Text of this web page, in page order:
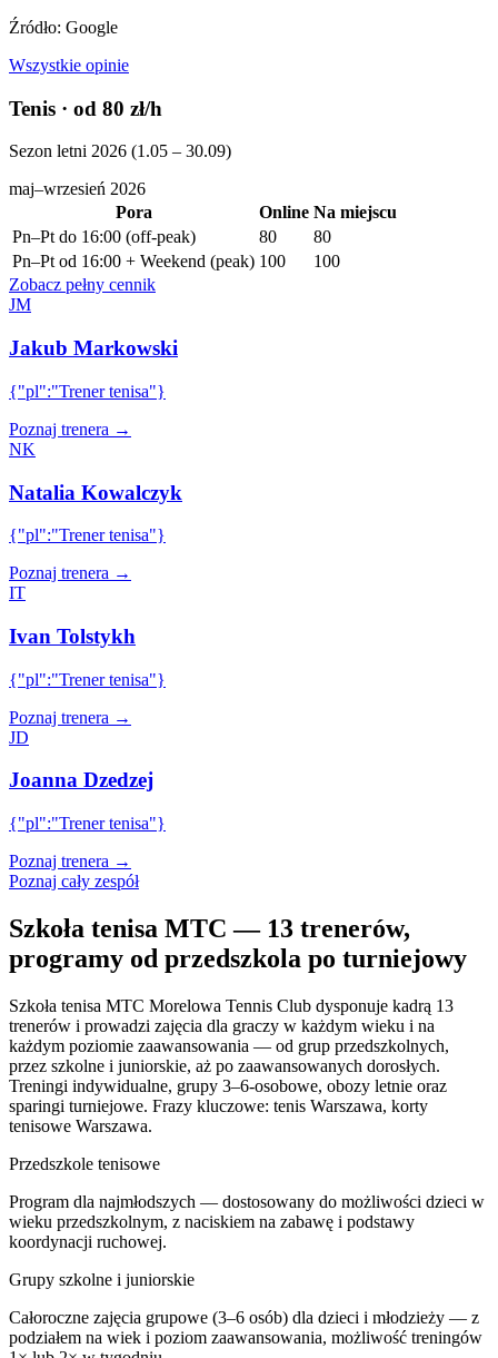
Źródło: Google
Wszystkie opinie
Tenis · od 80 zł/h
Sezon letni 2026 (1.05 – 30.09)
maj–wrzesień 2026
Pora
Online Na miejscu
Pn–Pt do 16:00 (off-peak)
80
80
Pn–Pt od 16:00 + Weekend (peak) 100
100
Zobacz pełny cennik
JM
Jakub Markowski
{"pl":"Trener tenisa"}
Poznaj trenera →
NK
Natalia Kowalczyk
{"pl":"Trener tenisa"}
Poznaj trenera →
IT
Ivan Tolstykh
{"pl":"Trener tenisa"}
Poznaj trenera →
JD
Joanna Dzedzej
{"pl":"Trener tenisa"}
Poznaj trenera →
Poznaj cały zespół
Szkoła tenisa MTC — 13 trenerów,
programy od przedszkola po turniejowy
Szkoła tenisa MTC Morelowa Tennis Club dysponuje kadrą 13
trenerów i prowadzi zajęcia dla graczy w każdym wieku i na
każdym poziomie zaawansowania — od grup przedszkolnych,
przez szkolne i juniorskie, aż po zaawansowanych dorosłych.
Treningi indywidualne, grupy 3–6-osobowe, obozy letnie oraz
sparingi turniejowe. Frazy kluczowe: tenis Warszawa, korty
tenisowe Warszawa.
Przedszkole tenisowe
Program dla najmłodszych — dostosowany do możliwości dzieci w
wieku przedszkolnym, z naciskiem na zabawę i podstawy
koordynacji ruchowej.
Grupy szkolne i juniorskie
Całoroczne zajęcia grupowe (3–6 osób) dla dzieci i młodzieży — z
podziałem na wiek i poziom zaawansowania, możliwość treningów